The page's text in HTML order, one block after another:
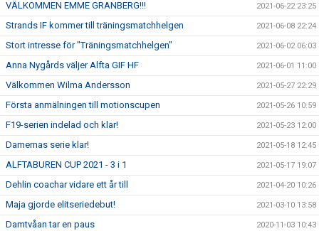
VÄLKOMMEN EMME GRANBERG!!! 2021-06-22 23:25
Strands IF kommer till träningsmatchhelgen 2021-06-08 22:24
Stort intresse för "Träningsmatchhelgen" 2021-06-02 06:03
Anna Nygårds väljer Alfta GIF HF 2021-06-01 11:00
Välkommen Wilma Andersson 2021-05-27 22:29
Första anmälningen till motionscupen 2021-05-26 10:59
F19-serien indelad och klar! 2021-05-23 12:00
Damernas serie klar! 2021-05-18 12:45
ALFTABUREN CUP 2021 - 3 i 1 2021-05-17 19:07
Dehlin coachar vidare ett år till 2021-04-20 10:26
Maja gjorde elitseriedebut! 2021-03-10 13:58
Damtvåan tar en paus 2020-11-03 10:43